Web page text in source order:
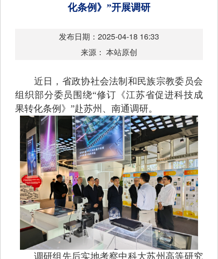
化条例》”开展调研
发布日期：2025-04-18 16:33
来源： 本站原创
近日，省政协社会法制和民族宗教委员会
组织部分委员围绕“修订《江苏省促进科技成
果转化条例》”赴苏州、南通调研。
调研组先后实地考察中科大苏州高等研究